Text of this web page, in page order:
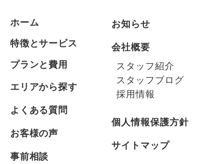
ホーム
特徴とサービス
プランと費用
エリアから探す
よくある質問
お客様の声
事前相談
お知らせ
会社概要
スタッフ紹介
スタッフブログ
採用情報
個人情報保護方針
サイトマップ